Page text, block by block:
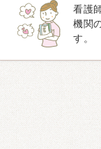
看護
機関
す。